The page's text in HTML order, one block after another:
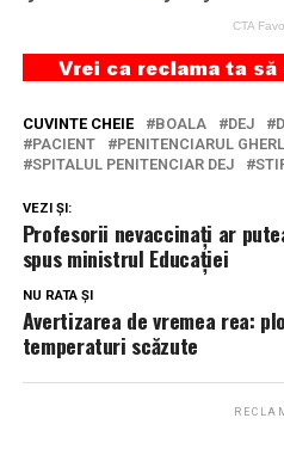
CUVINTE CHEIE BOALA DEJ
PACIENT
PENITENCIARUL
SPITALUL PENITENCIAR DEJ
VEZI ȘI:
Profesorii nevaccinați ar
spus ministrul Educației
NU RATA ȘI
Avertizarea de vremea rea:
temperaturi scăzute